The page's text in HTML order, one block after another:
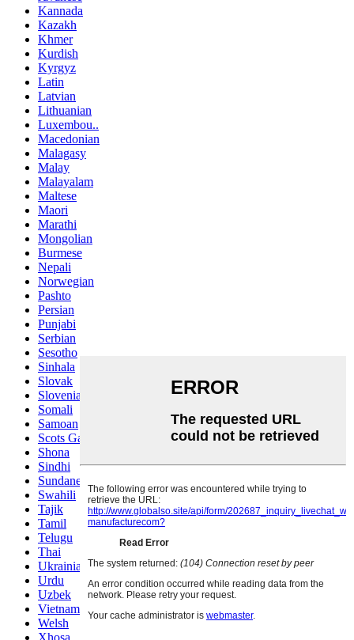
Kannada
Kazakh
Khmer
Kurdish
Kyrgyz
Latin
Latvian
Lithuanian
Luxembou..
Macedonian
Malagasy
Malay
Malayalam
Maltese
Maori
Marathi
Mongolian
Burmese
Nepali
Norwegian
Pashto
Persian
Punjabi
Serbian
Sesotho
Sinhala
Slovak
Slovenian
Somali
Samoan
Scots Gaelic
Shona
Sindhi
Sundanese
Swahili
Tajik
Tamil
Telugu
Thai
Ukrainian
Urdu
Uzbek
Vietnamese
Welsh